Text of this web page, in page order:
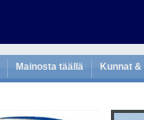
Mainosta täällä Kunnat